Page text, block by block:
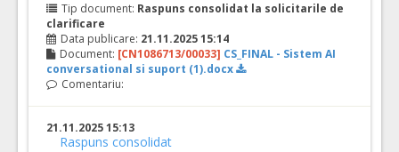
Tip document: Raspuns consolidat la solicitarile de
clarificare
Data publicare: 21.11.2025 15:14
Document: [CN1086713/00033] CS_FINAL - Sistem AI
conversational si suport (1).docx
Comentariu:
21.11.2025 15:13
Raspuns consolidat